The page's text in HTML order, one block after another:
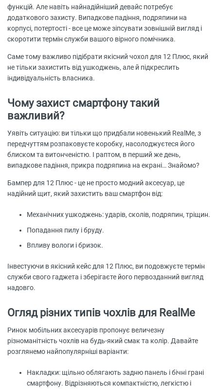
функцій. Але навіть найнадійніший девайс потребує
додаткового захисту. Випадкове падіння, подряпини на
корпусі, потертості - все це може зіпсувати зовнішній вигляд і
скоротити термін служби вашого вірного помічника.
Саме тому важливо підібрати якісний чохол для 12 Плюс, який
не тільки захистить від ушкоджень, але й підкреслить
індивідуальність власника.
Чому захист смартфону такий
важливий?
Уявіть ситуацію: ви тільки що придбали новенький RealMe, з
передчуттям розпаковуєте коробку, насолоджуєтеся його
блиском та витонченістю. І раптом, в перший же день,
випадкове падіння, прикра подряпина на екрані… Знайомо?
Бампер для 12 Плюс - це не просто модний аксесуар, це
надійний щит, який захистить ваш смартфон від:
Механічних ушкоджень: ударів, сколів, подряпин, тріщин.
Попадання пилу і бруду.
Впливу вологи і бризок.
Інвестуючи в якісний кейс для 12 Плюс, ви подовжуєте термін
служби свого гаджета і зберігаєте його первозданний вигляд
надовго.
Огляд різних типів чохлів для RealMe
Ринок мобільних аксесуарів пропонує величезну
різноманітність чохлів на будь-який смак та колір. Давайте
розглянемо найпопулярніші варіанти:
Накладки: щільно облягають задню панель і бічні грані
смартфону. Відрізняються компактністю, легкістю і